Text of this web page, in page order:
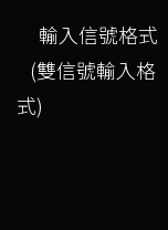
輸入信號格式
(雙信號輸入格
式)